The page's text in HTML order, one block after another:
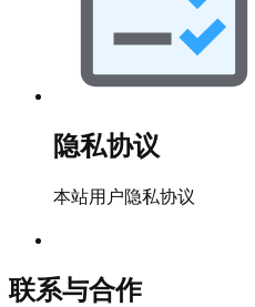
隐私协议
本站用户隐私协议
联系与合作